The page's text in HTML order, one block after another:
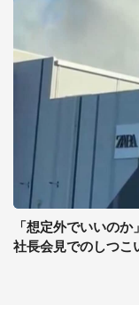
「想定外でいいの
社長会見でのしつこ